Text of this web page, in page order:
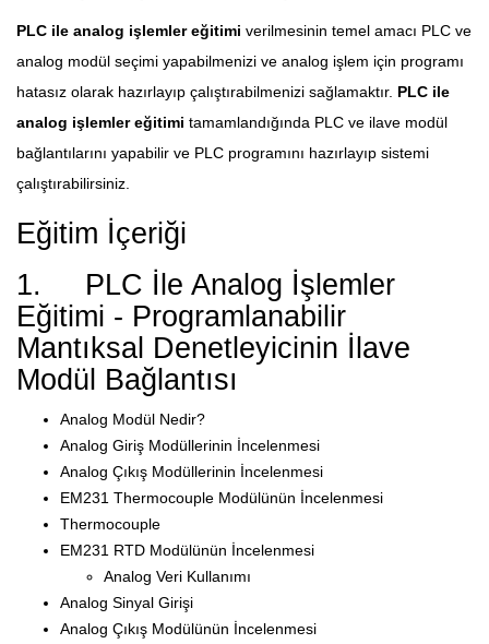
PLC ile analog işlemler eğitimi verilmesinin temel amacı PLC ve
analog modül seçimi yapabilmenizi ve analog işlem için programı
hatasız olarak hazırlayıp çalıştırabilmenizi sağlamaktır. PLC ile
analog işlemler eğitimi tamamlandığında PLC ve ilave modül
bağlantılarını yapabilir ve PLC programını hazırlayıp sistemi
çalıştırabilirsiniz.
Eğitim İçeriği
1. PLC İle Analog İşlemler
Eğitimi - Programlanabilir
Mantıksal Denetleyicinin İlave
Modül Bağlantısı
Analog Modül Nedir?
Analog Giriş Modüllerinin İncelenmesi
Analog Çıkış Modüllerinin İncelenmesi
EM231 Thermocouple Modülünün İncelenmesi
Thermocouple
EM231 RTD Modülünün İncelenmesi
Analog Veri Kullanımı
Analog Sinyal Girişi
Analog Çıkış Modülünün İncelenmesi